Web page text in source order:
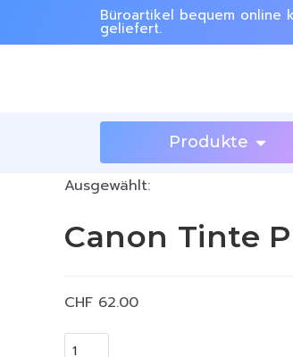
Büroartikel bequem online
geliefert.
Produkte
Ausgewählt:
Canon Tinte
CHF 62.00